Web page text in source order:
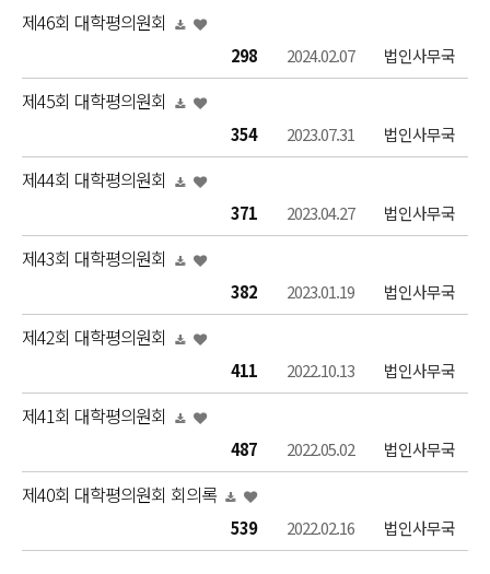
제46회 대학평의원회
법인사무국
2024.02.07
298
제45회 대학평의원회
법인사무국
2023.07.31
354
제44회 대학평의원회
법인사무국
2023.04.27
371
제43회 대학평의원회
법인사무국
2023.01.19
382
제42회 대학평의원회
법인사무국
2022.10.13
411
제41회 대학평의원회
법인사무국
2022.05.02
487
제40회 대학평의원회 회의록
법인사무국
2022.02.16
539